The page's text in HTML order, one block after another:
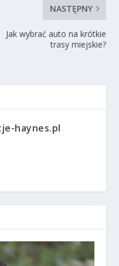
NASTĘPNY
Jak wybrać auto na krótkie
trasy miejskie?
haynes.pl